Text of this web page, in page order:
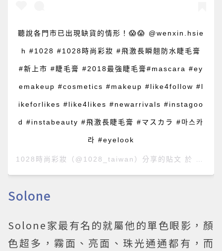
聽說各門市已出現缺貨的情形！😱😱 @wenxin.hsie
h #1028 #1028時尚彩妝 #飛激長瞬翹防水睫毛膏
#新上市 #睫毛膏 #2018最強睫毛膏#mascara #ey
emakeup #cosmetics #makeup #like4follow #l
ikeforlikes #like4likes #newarrivals #instagoo
d #instabeauty #飛激長睫毛膏 #マスカラ #마스카
라 #eyelook
1028時尚彩妝 （@1028_taiwan）分享的貼文 於 PDT
Solone
Solone家最有名的就屬他的單色眼影，顏
色超多，霧面、亮面、珠光通通都有，而